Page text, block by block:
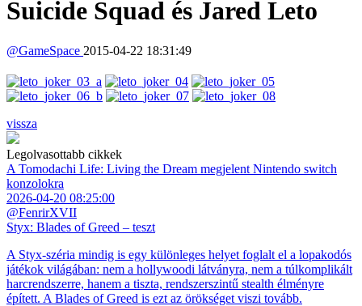
Suicide Squad és Jared Leto
@GameSpace 2015-04-22 18:31:49
vissza
Legolvasottabb cikkek
A Tomodachi Life: Living the Dream megjelent Nintendo switch
konzolokra
2026-04-20 08:25:00
@FenrirXVII
Styx: Blades of Greed – teszt
A Styx-széria mindig is egy különleges helyet foglalt el a lopakodós
játékok világában: nem a hollywoodi látványra, nem a túlkomplikált
harcrendszerre, hanem a tiszta, rendszerszintű stealth élményre
épített. A Blades of Greed is ezt az örökséget viszi tovább.